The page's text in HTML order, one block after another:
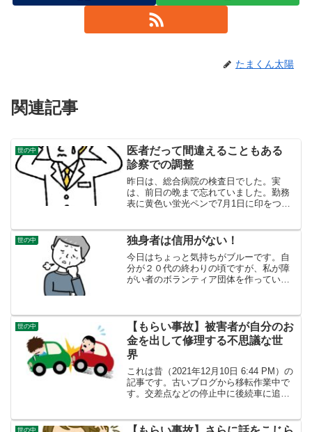
たまくん太陽
関連記事
世の中
医者だって間違えることもある
診察での調整
昨日は、総合病院の検査日でした。実
は、前日の晩まで忘れていました。勤務
表に黄色い蛍光ペンで7月1日に印をつけ
が不調で（むかむか吐き気がする）、１
ヶ月前倒しで検査を受け、...
世の中 独身者は信用がない！
今日はちょっと気持ちがブルーです。自
分が２０代の終わりの頃ですが、私が障
がい者のボランティア団体を作ってい
言うことなんか信用できない。」まあ、
現代の熱烈な自民党支持者は...
世の中
【もらい事故】被害者が自分のお
金を出して修理する不思議な世
界
これは昔（2021年12月10日 6:44 PM）の
記事です。古いブログから移転作業中で
す。交差点などの停止中に後続車に追突
す。自分はもらい事故は、初めてです
世の中